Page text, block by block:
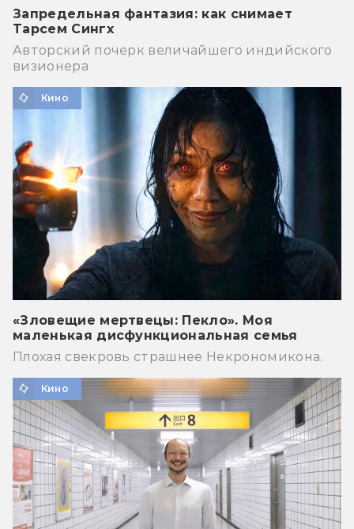
Запредельная фантазия: как снимает
Тарсем Сингх
Авторский почерк величайшего индийского
визионера
Кино
«Зловещие мертвецы: Пекло». Моя
маленькая дисфункциональная семья
Плохая свекровь страшнее Некрономикона.
Кино